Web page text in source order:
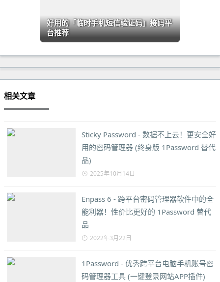
好用的「临时手机短信验证码」接码平
台推荐
相关文章
Sticky Password - 数据不上云！更安全好
用的密码管理器 (终身版 1Password 替代
品)
2025年10月14日
Enpass 6 - 跨平台密码管理器软件中的全
能利器！性价比更好的 1Password 替代
品
2022年3月22日
1Password - 优秀跨平台电脑手机账号密
码管理器工具 (一键登录网站APP插件)